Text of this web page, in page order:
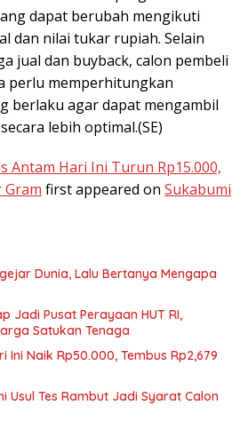
dapat berubah mengikuti
dan nilai tukar rupiah. Selain
jual dan buyback, calon pembeli
perlu memperhitungkan
berlaku agar dapat mengambil
lebih optimal.(SE)
Antam Hari Ini Turun Rp15.000,
Gram first appeared on Sukabumi
Dunia, Lalu Bertanya Mengapa
Jadi Pusat Perayaan HUT RI,
Satukan Tenaga
Ini Naik Rp50.000, Tembus Rp2,679
Usul Tes Rambut Jadi Syarat Calon